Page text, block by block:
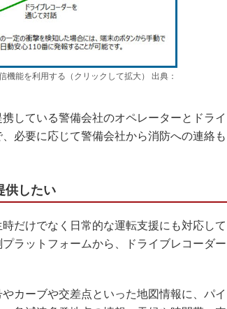
能を利用する（クリックして拡大） 出典：
している警備会社のオペレーターとドライ
必要に応じて警備会社から消防への連絡も
供したい
だけでなく日常的な運転支援にも対応して
ラットフォームから、ドライブレコーダー
カーブや交差点といった地図情報に、パイ